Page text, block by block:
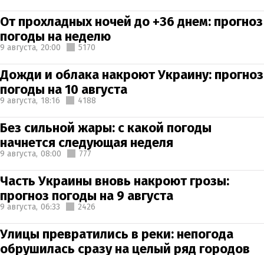
От прохладных ночей до +36 днем: прогноз
погоды на неделю
9 августа, 20:00 5170
Дожди и облака накроют Украину: прогноз
погоды на 10 августа
9 августа, 18:16 4188
Без сильной жары: с какой погоды
начнется следующая неделя
9 августа, 08:00 777
Часть Украины вновь накроют грозы:
прогноз погоды на 9 августа
9 августа, 06:33 2426
Улицы превратились в реки: непогода
обрушилась сразу на целый ряд городов